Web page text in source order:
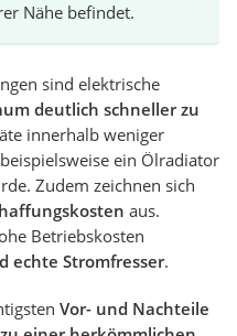
Nähe befindet.
sind elektrische
deutlich schneller zu
innerhalb weniger
ein Ölradiator
Zudem zeichnen sich
aus.
Betriebskosten
echte Stromfresser.
Vor- und Nachteile